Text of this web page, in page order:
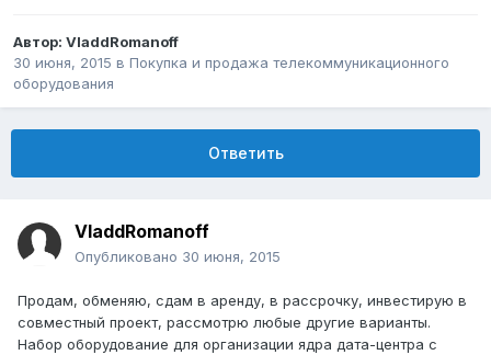
Автор: VladdRomanoff
30 июня, 2015 в Покупка и продажа телекоммуникационного
оборудования
Ответить
VladdRomanoff
Опубликовано 30 июня, 2015
Продам, обменяю, сдам в аренду, в рассрочку, инвестирую в
совместный проект, рассмотрю любые другие варианты.
Набор оборудование для организации ядра дата-центра с